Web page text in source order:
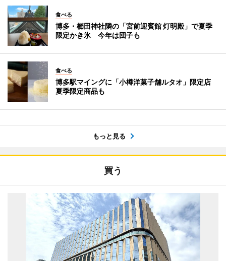
食べる
博多・櫛田神社隣の「宮前迎賓館 灯明殿」で夏季
限定かき氷 今年は団子も
食べる
博多駅マイングに「小樽洋菓子舗ルタオ」限定店
夏季限定商品も
もっと見る
買う